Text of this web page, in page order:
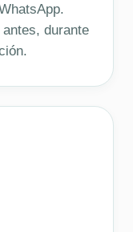
durante